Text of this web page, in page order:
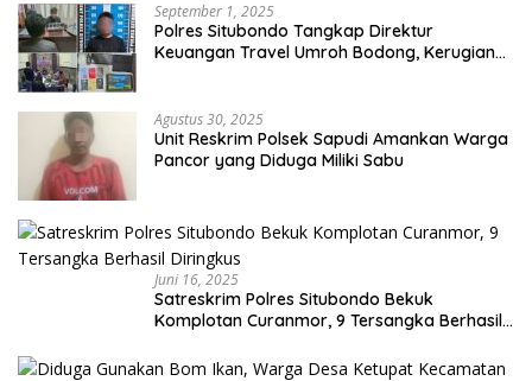
September 1, 2025
Polres Situbondo Tangkap Direktur
Keuangan Travel Umroh Bodong, Kerugian
Agustus 30, 2025
Unit Reskrim Polsek Sapudi Amankan Warga
Pancor yang Diduga Miliki Sabu
Juni 16, 2025
Satreskrim Polres Situbondo Bekuk
Komplotan Curanmor, 9 Tersangka Berhasil